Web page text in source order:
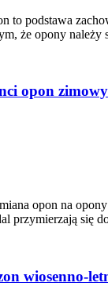
to podstawa
że opony
opon
opon na
przymierzają się
wiosenno-